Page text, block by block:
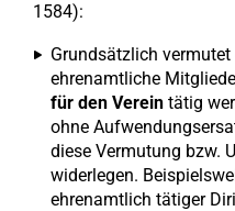
1584):
Grundsätzlich
ehrenamtliche
für den Verein tätig
ohne
diese Vermutung bzw.
widerlegen.
ehrenamtlich tätiger